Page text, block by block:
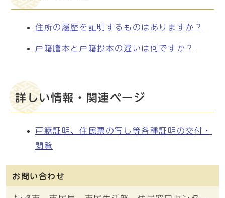
住所の履歴を証明するものはありますか？
戸籍謄本と戸籍抄本の違いは何ですか？
詳しい情報・関連ページ
戸籍証明、住民票の写し等各種証明の交付・
閲覧
お問い合わせ